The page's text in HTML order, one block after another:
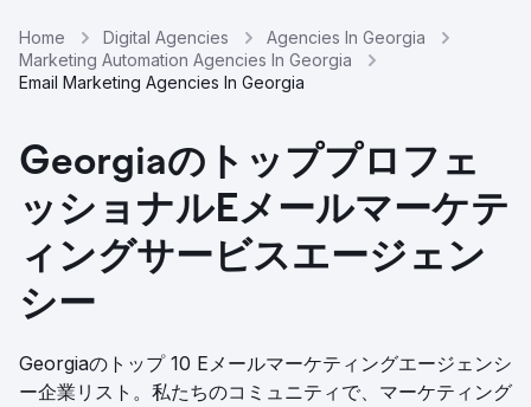
Home Digital Agencies
Agencies In Georgia
Marketing Automation Agencies In Georgia
Email Marketing Agencies In Georgia
Georgiaのトッププロフェ
ッショナルEメールマーケテ
ィングサービスエージェン
シー
Georgiaのトップ 10 Eメールマーケティングエージェンシ
ー企業リスト。私たちのコミュニティで、マーケティング